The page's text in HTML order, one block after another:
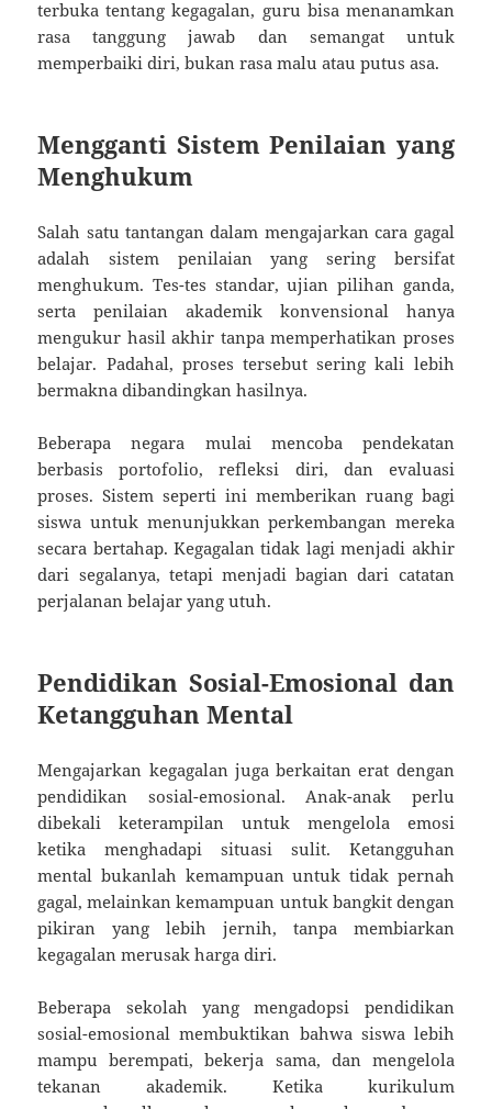
terbuka tentang kegagalan, guru bisa menanamkan
rasa tanggung jawab dan semangat untuk
memperbaiki diri, bukan rasa malu atau putus asa.
Mengganti Sistem Penilaian yang
Menghukum
Salah satu tantangan dalam mengajarkan cara gagal
adalah sistem penilaian yang sering bersifat
menghukum. Tes-tes standar, ujian pilihan ganda,
serta penilaian akademik konvensional hanya
mengukur hasil akhir tanpa memperhatikan proses
belajar. Padahal, proses tersebut sering kali lebih
bermakna dibandingkan hasilnya.
Beberapa negara mulai mencoba pendekatan
berbasis portofolio, refleksi diri, dan evaluasi
proses. Sistem seperti ini memberikan ruang bagi
siswa untuk menunjukkan perkembangan mereka
secara bertahap. Kegagalan tidak lagi menjadi akhir
dari segalanya, tetapi menjadi bagian dari catatan
perjalanan belajar yang utuh.
Pendidikan Sosial-Emosional dan
Ketangguhan Mental
Mengajarkan kegagalan juga berkaitan erat dengan
pendidikan sosial-emosional. Anak-anak perlu
dibekali keterampilan untuk mengelola emosi
ketika menghadapi situasi sulit. Ketangguhan
mental bukanlah kemampuan untuk tidak pernah
gagal, melainkan kemampuan untuk bangkit dengan
pikiran yang lebih jernih, tanpa membiarkan
kegagalan merusak harga diri.
Beberapa sekolah yang mengadopsi pendidikan
sosial-emosional membuktikan bahwa siswa lebih
mampu berempati, bekerja sama, dan mengelola
tekanan akademik. Ketika kurikulum